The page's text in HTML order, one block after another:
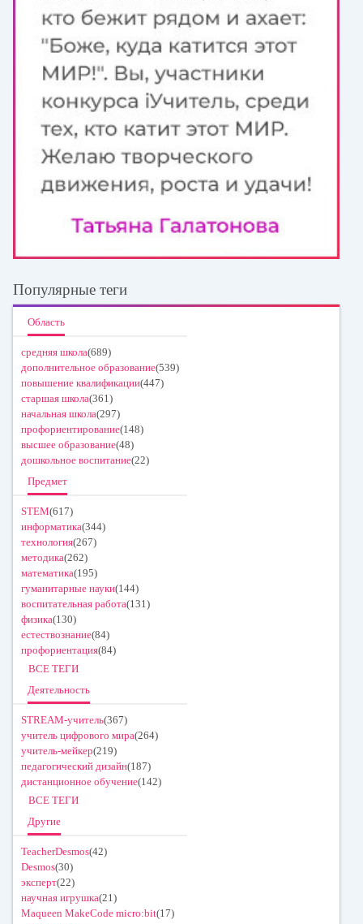
Популярные теги
Область
средняя школа(689)
дополнительное образование(539)
повышение квалификации(447)
старшая школа(361)
начальная школа(297)
профориентирование(148)
высшее образование(48)
дошкольное воспитание(22)
Предмет
STEM(617)
информатика(344)
технология(267)
методика(262)
математика(195)
гуманитарные науки(144)
воспитательная работа(131)
физика(130)
естествознание(84)
профориентация(84)
ВСЕ ТЕГИ
Деятельность
STREAM-учитель(367)
учитель цифрового мира(264)
учитель-мейкер(219)
педагогический дизайн(187)
дистанционное обучение(142)
ВСЕ ТЕГИ
Другие
TeacherDesmos(42)
Desmos(30)
эксперт(22)
научная игрушка(21)
Maqueen MakeCode micro:bit(17)